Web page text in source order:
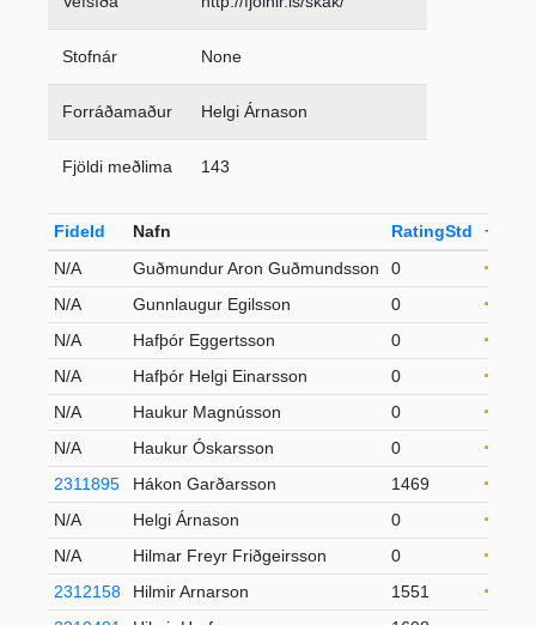
Stofnár None
Forráðamaður Helgi Árnason
Fjöldi meðlima 143
FideId Nafn RatingStd +-
N/A
Guðmundur Aron Guðmundsson 0
N/A
Gunnlaugur Egilsson 0
N/A
Hafþór Eggertsson 0
N/A
Hafþór Helgi Einarsson 0
N/A
Haukur Magnússon 0
N/A
Haukur Óskarsson 0
2311895
Hákon Garðarsson 1469
N/A
Helgi Árnason 0
N/A
Hilmar Freyr Friðgeirsson 0
2312158
Hilmir Arnarson 1551